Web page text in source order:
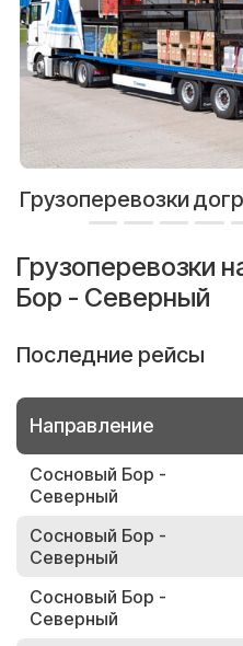
Грузоперевозки
Грузоперевозки
Бор - Северный
Последние рейсы
Направление
Сосновый Бор -
Северный
Сосновый Бор -
Северный
Сосновый Бор -
Северный